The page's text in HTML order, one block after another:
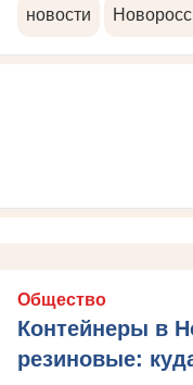
новости
Общество
Контейнеры в
резиновые: